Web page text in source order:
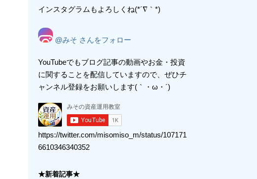
インスタグラムもよろしくね(*´∇｀*)
@みそ さんをフォロー
YouTubeでもブログ記事の動画やお金・投資
に関することを配信していますので、ぜひチ
ャンネル登録をお願いします(｀・ω・´)
https://twitter.com/misomiso_m/status/107171
6610346340352
★新着記事★